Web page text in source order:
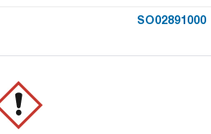
SO02891000